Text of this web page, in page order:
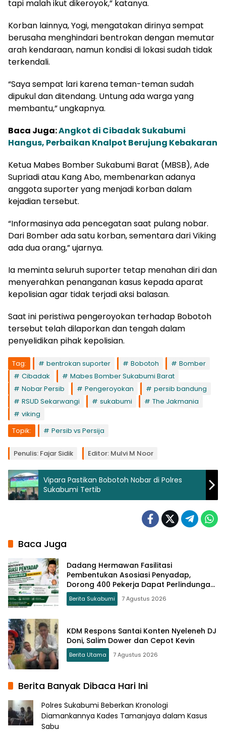
tapi malah ikut dikeroyok,” katanya.
Korban lainnya, Yogi, mengatakan dirinya sempat
berusaha menghindari bentrokan dengan memutar
arah kendaraan, namun kondisi di lokasi sudah tidak
terkendali.
“Saya sempat lari karena teman-teman sudah
dipukul dan ditendang. Untung ada warga yang
membantu,” ungkapnya.
Baca Juga:Angkot di Cibadak Sukabumi
Hangus, Perbaikan Knalpot Berujung Kebakaran
Ketua Mabes Bomber Sukabumi Barat (MBSB), Ade
Supriadi atau Kang Abo, membenarkan adanya
anggota suporter yang menjadi korban dalam
kejadian tersebut.
“Informasinya ada pencegatan saat pulang nobar.
Dari Bomber ada satu korban, sementara dari Viking
ada dua orang,” ujarnya.
Ia meminta seluruh suporter tetap menahan diri dan
menyerahkan penanganan kasus kepada aparat
kepolisian agar tidak terjadi aksi balasan.
Saat ini peristiwa pengeroyokan terhadap Bobotoh
tersebut telah dilaporkan dan tengah dalam
penyelidikan pihak kepolisian.
Tag: bentrokan suporter Bobotoh
Bomber
Cibadak
Mabes Bomber Sukabumi Barat
Nobar Persib
Pengeroyokan
persib bandung
RSUD Sekarwangi
sukabumi
The Jakmania
viking
Topik:
Persib vs Persija
Penulis: Fajar Sidik Editor: Mulvi M Noor
Vipara Pastikan Bobotoh Nobar di Polres
Sukabumi Tertib
Baca Juga
Dadang Hermawan Fasilitasi
Pembentukan Asosiasi Penyadap,
Dorong 400 Pekerja Dapat Perlindungan
BPJS
Berita Sukabumi 7 Agustus 2026
KDM Respons Santai Konten Nyeleneh DJ
Doni, Salim Dower dan Cepot Kevin
Berita Utama 7 Agustus 2026
Berita Banyak Dibaca Hari Ini
Polres Sukabumi Beberkan Kronologi
Diamankannya Kades Tamanjaya dalam Kasus
Sabu